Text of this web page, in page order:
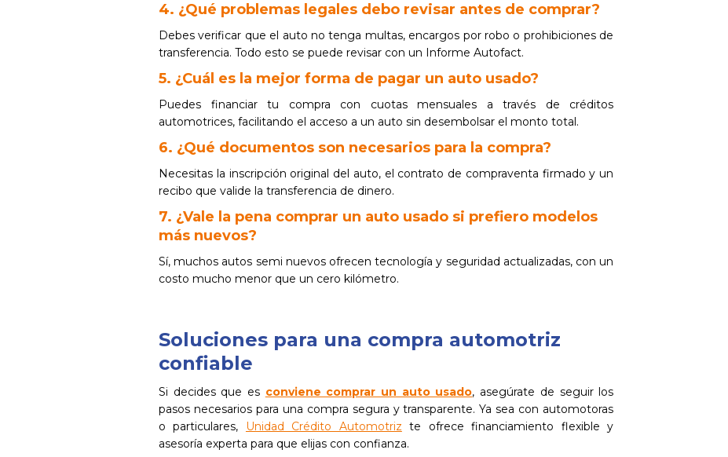
4. ¿Qué problemas legales debo revisar antes de comprar?
Debes verificar que el auto no tenga multas, encargos por robo o prohibiciones de
transferencia. Todo esto se puede revisar con un Informe Autofact.
5. ¿Cuál es la mejor forma de pagar un auto usado?
Puedes financiar tu compra con cuotas mensuales a través de créditos
automotrices, facilitando el acceso a un auto sin desembolsar el monto total.
6. ¿Qué documentos son necesarios para la compra?
Necesitas la inscripción original del auto, el contrato de compraventa firmado y un
recibo que valide la transferencia de dinero.
7. ¿Vale la pena comprar un auto usado si prefiero modelos
más nuevos?
Sí, muchos autos semi nuevos ofrecen tecnología y seguridad actualizadas, con un
costo mucho menor que un cero kilómetro.
Soluciones para una compra automotriz
confiable
Si decides que es conviene comprar un auto usado, asegúrate de seguir los
pasos necesarios para una compra segura y transparente. Ya sea con automotoras
o particulares, Unidad Crédito Automotriz te ofrece financiamiento flexible y
asesoría experta para que elijas con confianza.